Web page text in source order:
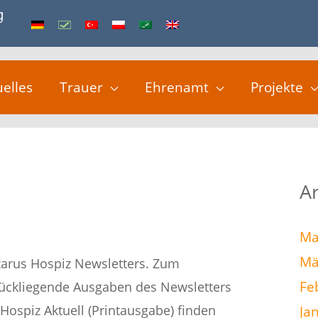
Trauer Ehrenamt Projekte
Hospiz Newsletters. Zum
Ausgaben des Newsletters
Aktuell (Printausgabe) finden